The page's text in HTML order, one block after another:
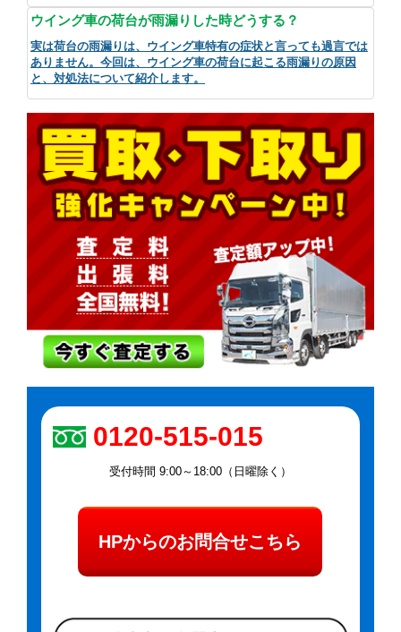
ウイング車の荷台が雨漏りした時どうする？
実は荷台の雨漏りは、ウイング車特有の症状と言っても過言では
ありません。今回は、ウイング車の荷台に起こる雨漏りの原因
と、対処法について紹介します。
0120-515-015
受付時間 9:00～18:00（日曜除く）
HPからのお問合せこちら